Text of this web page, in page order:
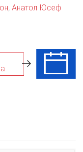
, Анатол Юсеф
Пн